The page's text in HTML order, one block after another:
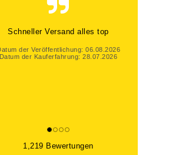
Gute Beratung, auch per Mail und
wieder
1,219 Bewertungen